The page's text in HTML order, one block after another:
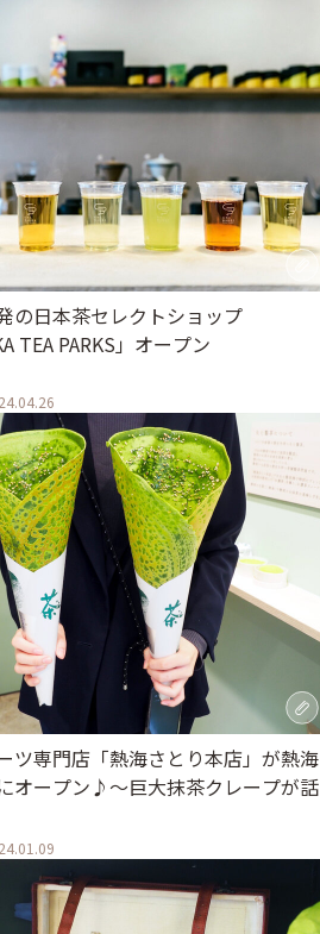
の日本茶セレクトショップ
TEA PARKS」オープン
ツ専門店「熱海さとり本店」が熱海
オープン♪～巨大抹茶クレープが話